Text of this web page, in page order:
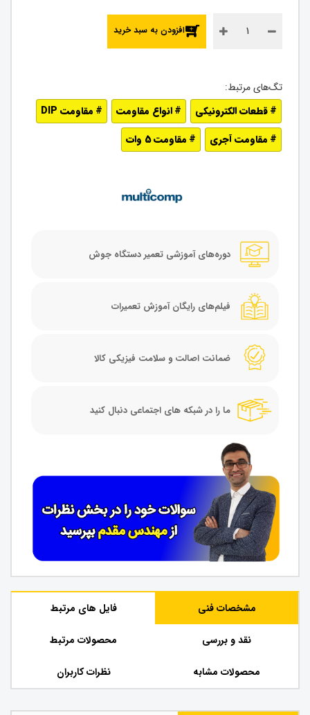
افزودن به سبد خرید
قطعات الکترونیکی انواع مقاومت
مقاومت DIP
مقاومت آجری
مقاومت 5 وات
دوره‌های آموزشی تعمیر دستگاه جوش
فیلم‌های رایگان آموزش تعمیرات
ضمانت اصالت و سلامت فیزیکی کالا
ما را در شبکه های اجتماعی دنبال کنید
مشخصات فنی فایل های مرتبط
نقد و بررسی محصولات مرتبط
محصولات مشابه نظرات کاربران